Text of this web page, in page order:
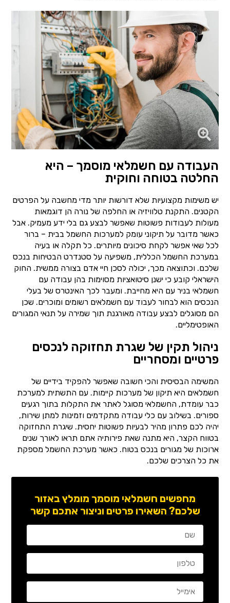
העבודה עם חשמלאי מוסמך – היא
החלטה בטוחה וחוקית
יש משימות מקצועיות שלא דורשות יותר מדי מחשבה על הפרטים
הקטנים. התקנת טלוויזיה או החלפה של נורה הן דוגמאות
מעולות לעבודות פשוטות שאפשר לבצע גם בלי ידע מעמיק. אבל
כאשר מדובר על תיקוני עומק למערכות החשמל בבית – ברור
לכל שאי אפשר לקחת סיכונים מיותרים. כל תקלה או בעיה
במערכת החשמל הכללית, משפיעה על סטנדרט הבטיחות בנכס
שלכם. וכתוצאה מכך, יכולה לסכן חיי אדם בצורה ממשית. החוק
הישראלי קובע כי ישנן סיטואציות מסוימות בהן עבודה עם
חשמלאי בניר עם היא מחייבת. ומעבר לכך האינטרס של בעלי
הנכסים הוא לבחור לעבוד עם חשמלאים רשומים ומוכרים. שכן
הם מסוגלים לבצע עבודה מאורגנת תוך שמירה על תנאי המגורים
האופטימליים.
ניהול תקין של שגרת תחזוקה לנכסים
פרטיים ומסחריים
המשימה הבסיסית והכי חשובה שאפשר להפקיד בידיים של
חשמלאים היא תיקון של מערכות קיימות. עם התשתית למערכת
כבר עומדת, החשמלאי מסוגל לאתר את התקלות בתוך רגעים
ספורים. בשילוב עם כלי עבודה מתקדמים וזמינות למתן שירות,
יהיה לכם פתרון מהיר לבעיות פשוטות יחסית. שיגרת התחזוקה
בטווח הקצר, היא מתנה שאת פירותיה אתם תראו לאורך שנים
ארוכות של מגורים בנכס בטוח. כאשר מערכת החשמל מספקת
את כל הצרכים שלכם.
מחפשים חשמלאי מוסמך מומלץ באזור
שלכם? השאירו פרטים וניצור אתכם קשר